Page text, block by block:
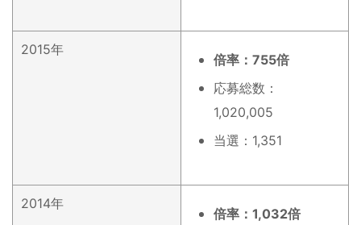
2015年
倍率：755倍
応募総数：
1,020,005
当選：1,351
2014年
倍率：1,032倍